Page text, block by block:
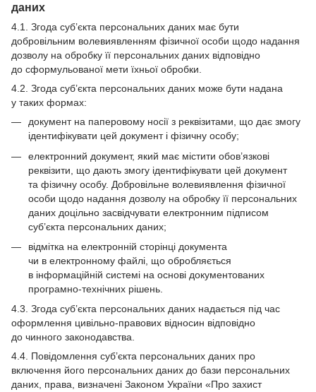
даних
4.1. Згода суб’єкта персональних даних має бути
добровільним волевиявленням фізичної особи щодо надання
дозволу на обробку її персональних даних відповідно
до сформульованої мети їхньої обробки.
4.2. Згода суб’єкта персональних даних може бути надана
у таких формах:
документ на паперовому носії з реквізитами, що дає змогу
ідентифікувати цей документ і фізичну особу;
електронний документ, який має містити обов’язкові
реквізити, що дають змогу ідентифікувати цей документ
та фізичну особу. Добровільне волевиявлення фізичної
особи щодо надання дозволу на обробку її персональних
даних доцільно засвідчувати електронним підписом
суб’єкта персональних даних;
відмітка на електронній сторінці документа
чи в електронному файлі, що обробляється
в інформаційній системі на основі документованих
програмно-технічних рішень.
4.3. Згода суб’єкта персональних даних надається під час
оформлення цивільно-правових відносин відповідно
до чинного законодавства.
4.4. Повідомлення суб’єкта персональних даних про
включення його персональних даних до бази персональних
даних, права, визначені Законом України «Про захист